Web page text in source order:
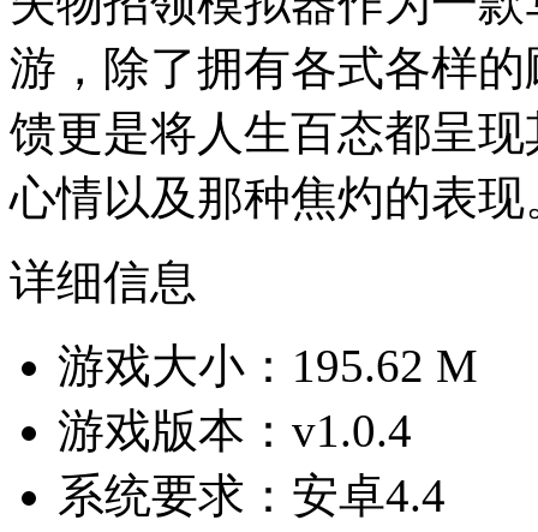
游，除了拥有各式各样
馈更是将人生百态都呈
心情以及那种焦灼的表现
详细信息
游戏大小：195.62 M
游戏版本：v1.0.4
系统要求：安卓4.4